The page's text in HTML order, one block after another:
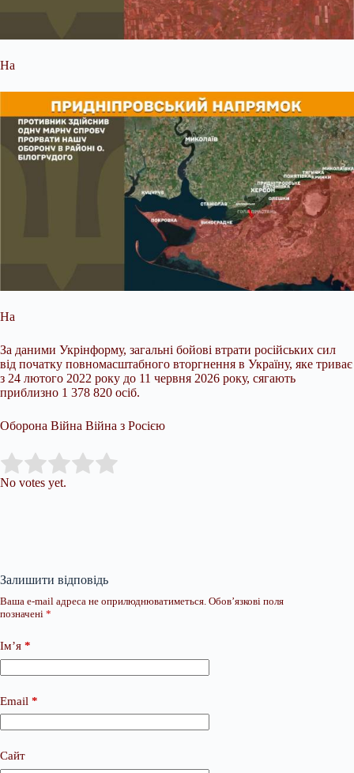
На
На
За даними Укрінформу, загальні бойові втрати російських сил
від початку повномасштабного вторгнення в Україну, яке триває
з 24 лютого 2022 року до 11 червня 2026 року, сягають
приблизно 1 378 820 осіб.
Оборона Війна Війна з Росією
Rate this item:
No votes yet.
Залишити відповідь
Ваша e-mail адреса не оприлюднюватиметься. Обов’язкові поля
позначені *
Ім’я *
Email *
Сайт